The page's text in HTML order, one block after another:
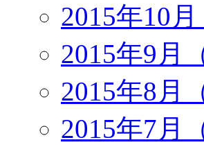
2015年10月
2015年9月
2015年8月
2015年7月